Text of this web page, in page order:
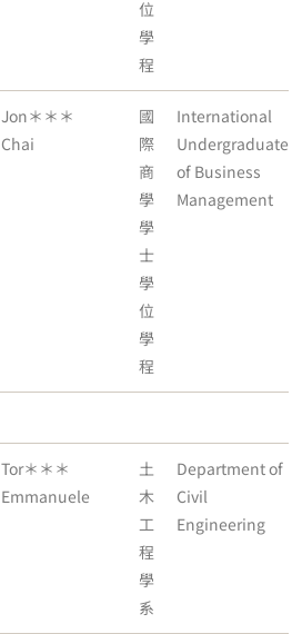
位
學
程
Jon＊＊＊
Chai
國
際
商
學
學
士
學
位
學
程
International
Undergraduate
of Business
Management
Tor＊＊＊
Emmanuele
土
木
工
程
學
系
Department of
Civil
Engineering